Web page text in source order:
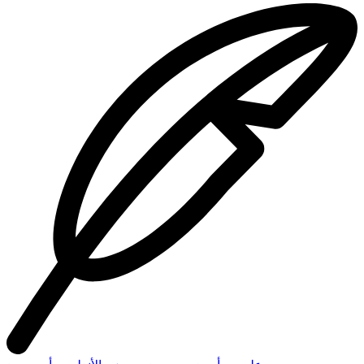
وكل خبر ذ كر فيه أنه عليه السلام باع أو ابتاع قالوا : وليس فيها ذكر
الاشهاد (۱) ، وكل ذلك لا متعلق لهم بشيء منه لأن جميعها ليس في
شي. منها انه عليه السلام لم يشهد ولا أنه أشهد ، ووجدنا أكثرها ليس
فيها ذكر ثمن فيلزمهم على هذا أن يجيزوا البيع بغير ذكر ثمن لأنه
مسكوت عنه كما سكت عن ذكر الاشهاد وليس ترك ذكر جميع
الأحكام
فى كثير من الاخبار بمسقط لها كما أن قوله تعالى : ( كلوا
واشربوا) ليس فيه إباحة ماحرم من المآكل . والمشارب بل النصوص
كلها مضموم بعضها الى بعض مأخوذ بما في كل واحد منها وان لم
تذكر فى غيره منها وماعدا هذا ففساد فى العقل وافساد للدين :
ودعاوى فى غاية البطلان ، وأيضا فانهم مهما خالفونا في وجوب
الاشهاد : والكتاب فانهم مجمعون معنا على أنهما فعل حسن مندوب
اليه ، فان كان السكوت عن ذكر الاشهاد فى هذه الاخبار دليلا على
سقوط وجوبه فهو دليل على سقوط اختياره لأنه عليه السلام لا يترك
الأفضل فى جميع أعماله الأدنى . ومن عجائبهم احتجاجهم بهذه الآية -
يعنى الحنيفيين والمالكيين - فى مخالفتهم السنة في أن لا بيع بين
المتبايعين الا بعد التفرق فقالوا : قال الله تعالى : ( وأشهدوا إذا
تبايعتم) ولم يذكر التفرق، ثم أبطلوا حكم هذه الآية باخبار أخر ليس
فيها ذكر الاشهاد ، وهذا باب يبطل به لوصح جميع الدين أوله عن آخره
لأنهم لا يعدمون نصوصا أخر لم يذكر فيها ما في تلك الأحاديث
فيبطلون لذلك أحكامها ، وهكذا أبدا كل ماورد نص لم يذكر فيه سائر
وجب بطلان مالم يذكر فيه ثم يبطل حكم ذلك النص أيضا